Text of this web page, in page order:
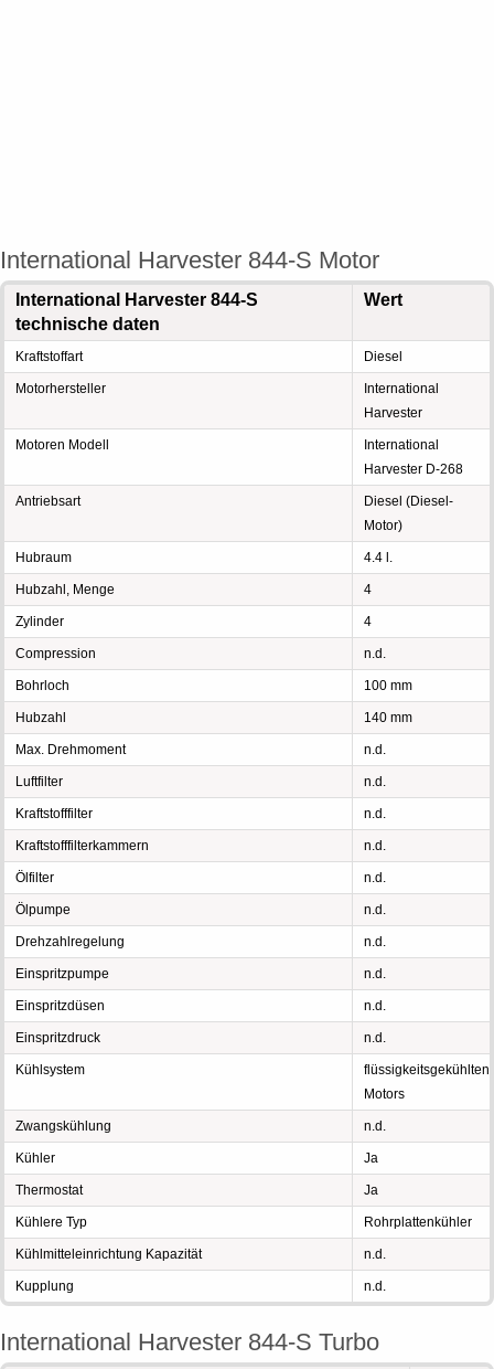
International Harvester 844-S Motor
International Harvester 844-S
technische daten
Wert
Kraftstoffart Diesel
Motorhersteller
International
Harvester
Motoren Modell
International
Harvester D-268
Antriebsart
Diesel (Diesel-
Motor)
Hubraum 4.4 l.
Hubzahl, Menge 4
Zylinder 4
Compression n.d.
Bohrloch 100 mm
Hubzahl 140 mm
Max. Drehmoment n.d.
Luftfilter n.d.
Kraftstofffilter n.d.
Kraftstofffilterkammern n.d.
Ölfilter n.d.
Ölpumpe n.d.
Drehzahlregelung n.d.
Einspritzpumpe n.d.
Einspritzdüsen n.d.
Einspritzdruck n.d.
Kühlsystem
flüssigkeitsgekühlten
Motors
Zwangskühlung n.d.
Kühler Ja
Thermostat Ja
Kühlere Typ Rohrplattenkühler
Kühlmitteleinrichtung Kapazität n.d.
Kupplung n.d.
International Harvester 844-S Turbo